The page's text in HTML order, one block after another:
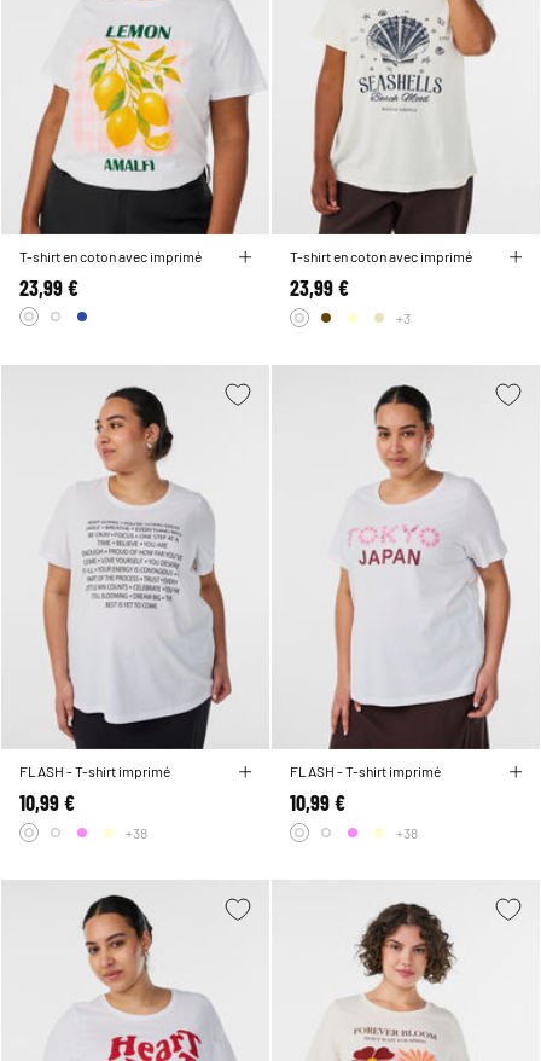
T-shirt en coton avec imprimé
23,99 €
T-shirt en coton avec imprimé
23,99 €
+3
FLASH - T-shirt imprimé
10,99 €
+38
FLASH - T-shirt imprimé
10,99 €
+38